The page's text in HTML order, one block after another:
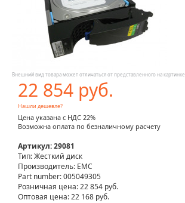
Внешний вид товара может отличаться от представленного на картинке
22 854 руб.
Нашли дешевле?
Цена указана с НДС 22%
Возможна оплата по безналичному расчету
Артикул: 29081
Тип: Жесткий диск
Производитель: EMC
Part number: 005049305
Розничная цена:22 854 руб.
Оптовая цена: 22 168 руб.